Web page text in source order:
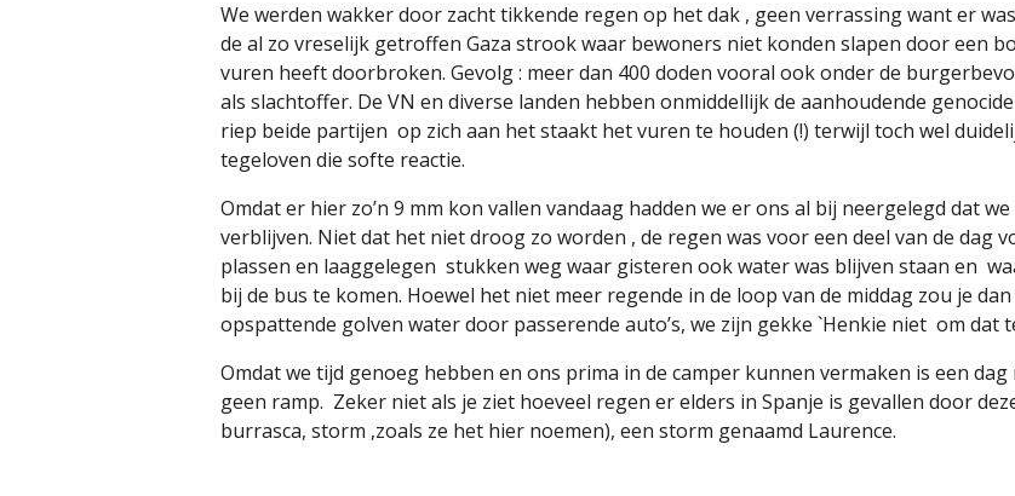
We werden wakker door zacht tikkende regen op het dak , geen verrassing want er
de al zo vreselijk getroffen Gaza strook waar bewoners niet konden slapen door een
vuren heeft doorbroken. Gevolg : meer dan 400 doden vooral ook onder de
als slachtoffer. De VN en diverse landen hebben onmiddellijk de aanhoudende
riep beide partijen op zich aan het staakt het vuren te houden (!) terwijl toch wel
tegeloven die softe reactie.
Omdat er hier zo’n 9 mm kon vallen vandaag hadden we er ons al bij neergelegd dat
verblijven. Niet dat het niet droog zo worden , de regen was voor een deel van de dag
plassen en laaggelegen stukken weg waar gisteren ook water was blijven staan en
bij de bus te komen. Hoewel het niet meer regende in de loop van de middag zou je
opspattende golven water door passerende auto’s, we zijn gekke `Henkie niet om dat
Omdat we tijd genoeg hebben en ons prima in de camper kunnen vermaken is een
geen ramp. Zeker niet als je ziet hoeveel regen er elders in Spanje is gevallen door
burrasca, storm ,zoals ze het hier noemen), een storm genaamd Laurence.